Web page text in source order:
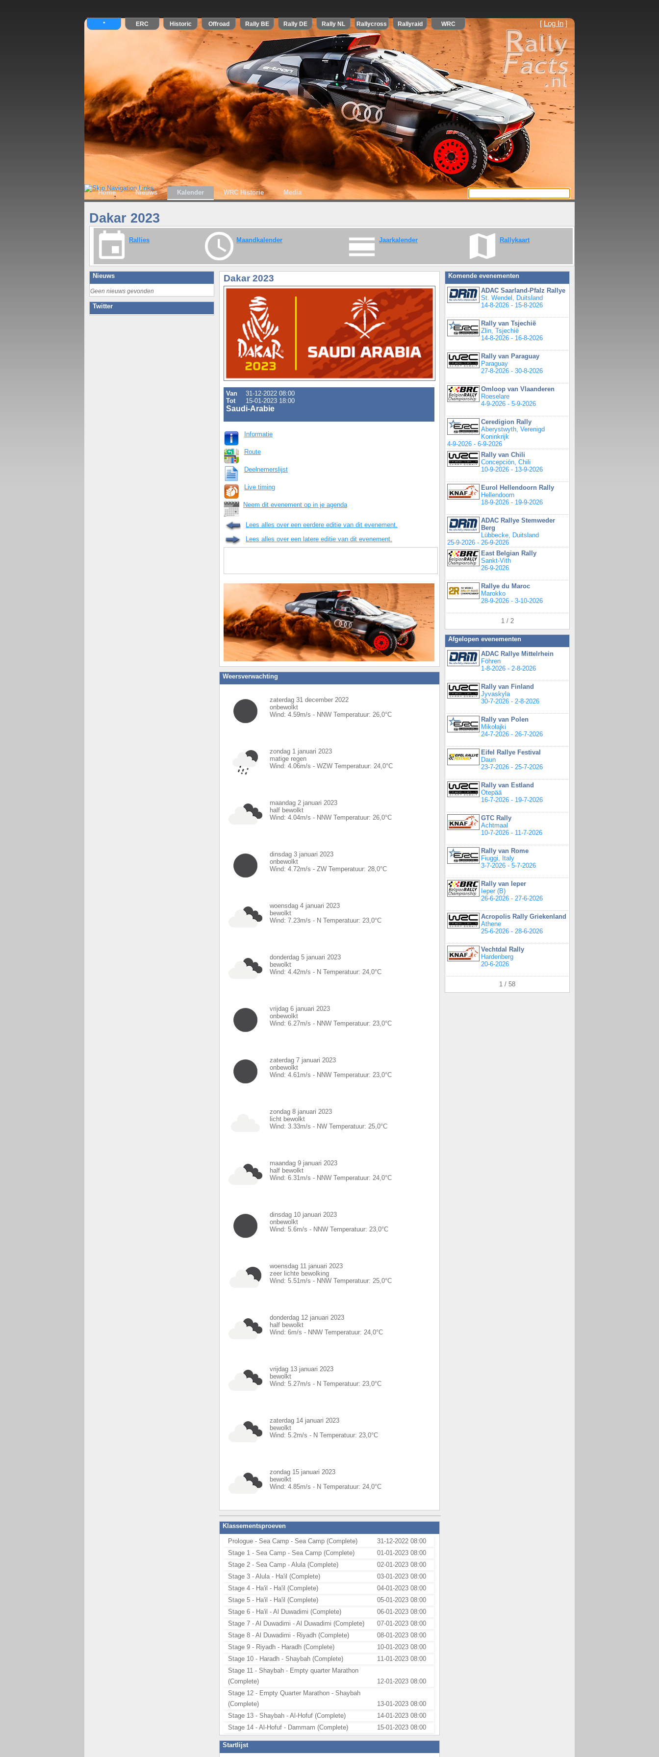
[ Log In ]
Home Nieuws Kalender WRC Historie Media
Dakar 2023
Rallies Maandkalender Jaarkalender Rallykaart
Nieuws
Geen nieuws gevonden
Twitter
Dakar 2023
Van
31-12-2022 08:00
Tot
15-01-2023 18:00
Saudi-Arabie
Informatie
Route
Deelnemerslijst
Live timing
Neem dit evenement op in je agenda
Lees alles over een eerdere editie van dit evenement.
Lees alles over een latere editie van dit evenement.
Weersverwachting
zaterdag 31 december 2022
onbewolkt
Wind: 4.59m/s - NNW Temperatuur: 26,0°C
zondag 1 januari 2023
matige regen
Wind: 4.06m/s - WZW Temperatuur: 24,0°C
maandag 2 januari 2023
half bewolkt
Wind: 4.04m/s - NNW Temperatuur: 26,0°C
dinsdag 3 januari 2023
onbewolkt
Wind: 4.72m/s - ZW Temperatuur: 28,0°C
woensdag 4 januari 2023
bewolkt
Wind: 7.23m/s - N Temperatuur: 23,0°C
donderdag 5 januari 2023
bewolkt
Wind: 4.42m/s - N Temperatuur: 24,0°C
vrijdag 6 januari 2023
onbewolkt
Wind: 6.27m/s - NNW Temperatuur: 23,0°C
zaterdag 7 januari 2023
onbewolkt
Wind: 4.61 m/s - NNW Temperatuur: 23,0°C
zondag 8 januari 2023
licht bewolkt
Wind: 3.33m/s - NW Temperatuur: 25,0°C
maandag 9 januari 2023
half bewolkt
Wind: 6.31 m/s - NNW Temperatuur: 24,0°C
dinsdag 10 januari 2023
onbewolkt
Wind: 5.6m/s - NNW Temperatuur: 23,0°C
woensdag 11 januari 2023
zeer lichte bewolking
Wind: 5.51 m/s - NNW Temperatuur: 25,0°C
donderdag 12 januari 2023
half bewolkt
Wind: 6m/s - NNW Temperatuur: 24,0°C
vrijdag 13 januari 2023
bewolkt
Wind: 5.27m/s - N Temperatuur: 23,0°C
zaterdag 14 januari 2023
bewolkt
Wind: 5.2m/s - N Temperatuur: 23,0°C
zondag 15 januari 2023
bewolkt
Wind: 4.85m/s - N Temperatuur: 24,0°C
Klassementsproeven
Prologue - Sea Camp - Sea Camp (Complete)
31-12-2022 08:00
Stage 1 - Sea Camp - Sea Camp (Complete)
01-01-2023 08:00
Stage 2 - Sea Camp - Alula (Complete)
02-01-2023 08:00
Stage 3 - Alula - Ha'il (Complete)
03-01-2023 08:00
Stage 4 - Ha'il - Ha'il (Complete)
04-01-2023 08:00
Stage 5 - Ha'il - Ha'il (Complete)
05-01-2023 08:00
Stage 6 - Ha'il - Al Duwadimi (Complete)
06-01-2023 08:00
Stage 7 - Al Duwadimi - Al Duwadimi (Complete)
07-01-2023 08:00
Stage 8 - Al Duwadimi - Riyadh (Complete)
08-01-2023 08:00
Stage 9 - Riyadh - Haradh (Complete)
10-01-2023 08:00
Stage 10 - Haradh - Shaybah (Complete)
11-01-2023 08:00
Stage 11 - Shaybah - Empty quarter Marathon
(Complete)
12-01-2023 08:00
Stage 12 - Empty Quarter Marathon - Shaybah
(Complete)
13-01-2023 08:00
Stage 13 - Shaybah - Al-Hofuf (Complete)
14-01-2023 08:00
Stage 14 - Al-Hofuf - Dammam (Complete)
15-01-2023 08:00
Startlijst
Komende evenementen
ADAC Saarland-Pfalz Rallye
St. Wendel, Duitsland
14-8-2026 - 15-8-2026
Rally van Tsjechië
Zlin, Tsjechië
14-8-2026 - 16-8-2026
Rally van Paraguay
Paraguay
27-8-2026 - 30-8-2026
Omloop van Vlaanderen
Roeselare
4-9-2026 - 5-9-2026
Ceredigion Rally
Aberystwyth, Verenigd
Koninkrijk
4-9-2026 - 6-9-2026
Rally van Chili
Concepción, Chili
10-9-2026 - 13-9-2026
Eurol Hellendoorn Rally
Hellendoorn
18-9-2026 - 19-9-2026
ADAC Rallye Stemweder
Berg
Lübbecke, Duitsland
25-9-2026 - 26-9-2026
East Belgian Rally
Sankt-Vith
26-9-2026
Rallye du Maroc
Marokko
28-9-2026 - 3-10-2026
1 / 2
Afgelopen evenementen
ADAC Rallye Mittelrhein
Föhren
1-8-2026 - 2-8-2026
Rally van Finland
Jyvaskyla
30-7-2026 - 2-8-2026
Rally van Polen
Mikołajki
24-7-2026 - 26-7-2026
Eifel Rallye Festival
Daun
23-7-2026 - 25-7-2026
Rally van Estland
Otepää
16-7-2026 - 19-7-2026
GTC Rally
Achtmaal
10-7-2026 - 11-7-2026
Rally van Rome
Fiuggi, Italy
3-7-2026 - 5-7-2026
Rally van Ieper
Ieper (B)
26-6-2026 - 27-6-2026
Acropolis Rally Griekenland
Athene
25-6-2026 - 28-6-2026
Vechtdal Rally
Hardenberg
20-6-2026
1 / 58